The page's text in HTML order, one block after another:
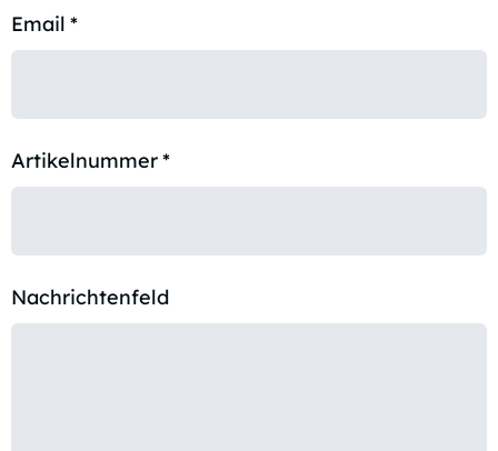
Email *
Artikelnummer*
Nachrichtenfeld